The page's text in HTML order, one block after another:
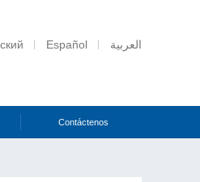
Español العربية
Contáctenos